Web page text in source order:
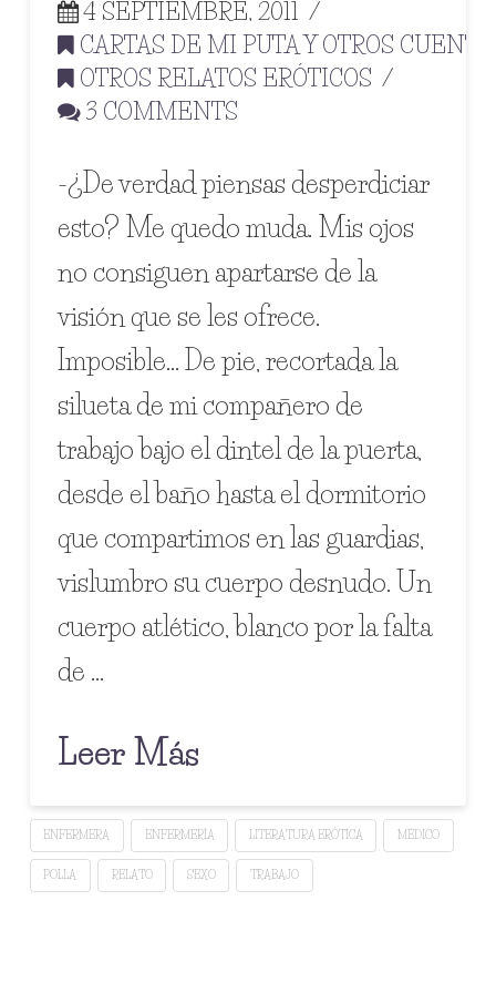
4 SEPTIEMBRE, 2011
CARTAS DE MI PUTA Y OTROS
OTROS RELATOS ERÓTICOS
3 COMMENTS
-¿De verdad piensas desperdiciar
esto? Me quedo muda. Mis ojos
no consiguen apartarse de la
visión que se les ofrece.
Imposible… De pie, recortada la
silueta de mi compañero de
trabajo bajo el dintel de la puerta,
desde el baño hasta el dormitorio
que compartimos en las guardias,
vislumbro su cuerpo desnudo. Un
cuerpo atlético, blanco por la falta
de …
Leer Más
ENFERMERA ENFERMERÍA LITERATURA ERÓTICA MÉDICO
POLLA RELATO SEXO TRABAJO